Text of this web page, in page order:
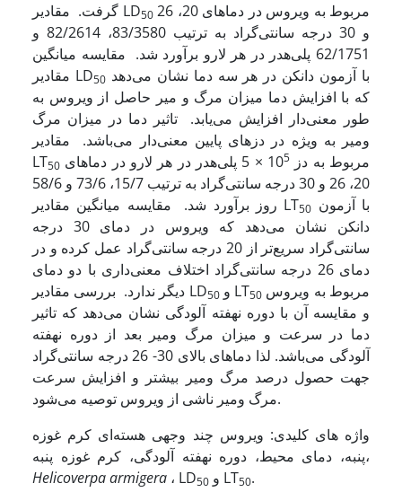
گرفت. مقادیر LD50مربوط به ویروس در دماهای 20، 26
و 30 درجه سانتی‌گراد به ترتیب 83/3580، 82/2614 و
62/1751 پلی‌هدر در هر لارو برآورد شد. مقایسه میانگین
مقادیر LD50با آزمون دانکن در هر سه دما نشان می‌دهد
که با افزایش دما میزان مرگ و میر حاصل از ویروس به
طور معنی‌دار افزایش می‌یابد. تاثیر دما در میزان مرگ
ومیر به ویژه در دزهای پایین معنی‌دار می‌باشد. مقادیر
LT50 مربوط به دز 10 5
× 5 پلی‌هدر در هر لارو در دماهای
20، 26 و 30 درجه سانتی‌گراد به ترتیب 15/7، 73/6 و 58/6
روز برآورد شد. مقایسه میانگین مقادیر LT50
دانکن نشان می‌دهد که ویروس در دمای 30 درجه
سانتی‌گراد سریع‌تر از 20 درجه سانتی‌گراد عمل کرده و در
دمای 26 درجه سانتی‌گراد اختلاف معنی‌داری با دو دمای
دیگر ندارد. بررسی مقادیر LD50 و LT50
و مقایسه آن با دوره نهفته آلودگی نشان می‌دهد که تاثیر
دما در سرعت و میزان مرگ ومیر بعد از دوره نهفته
آلودگی می‌باشد. لذا دماهای بالای 30- 26 درجه سانتی‌گراد
جهت حصول درصد مرگ ومیر بیشتر و افزایش سرعت
مرگ ومیر ناشی از ویروس توصیه می‌شود.
واژه های کلیدی: ویروس چند وجهی هسته‌ای کرم غوزه
پنبه، دمای محیط، دوره نهفته آلودگی، کرم غوزه پنبه،
Helicoverpaarmigera ، LD50 و LT50.